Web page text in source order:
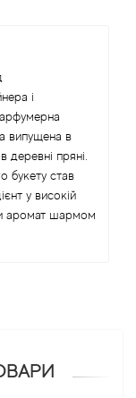
і
випущена в
деревні пряні.
букету став
у високій
аромат шармом